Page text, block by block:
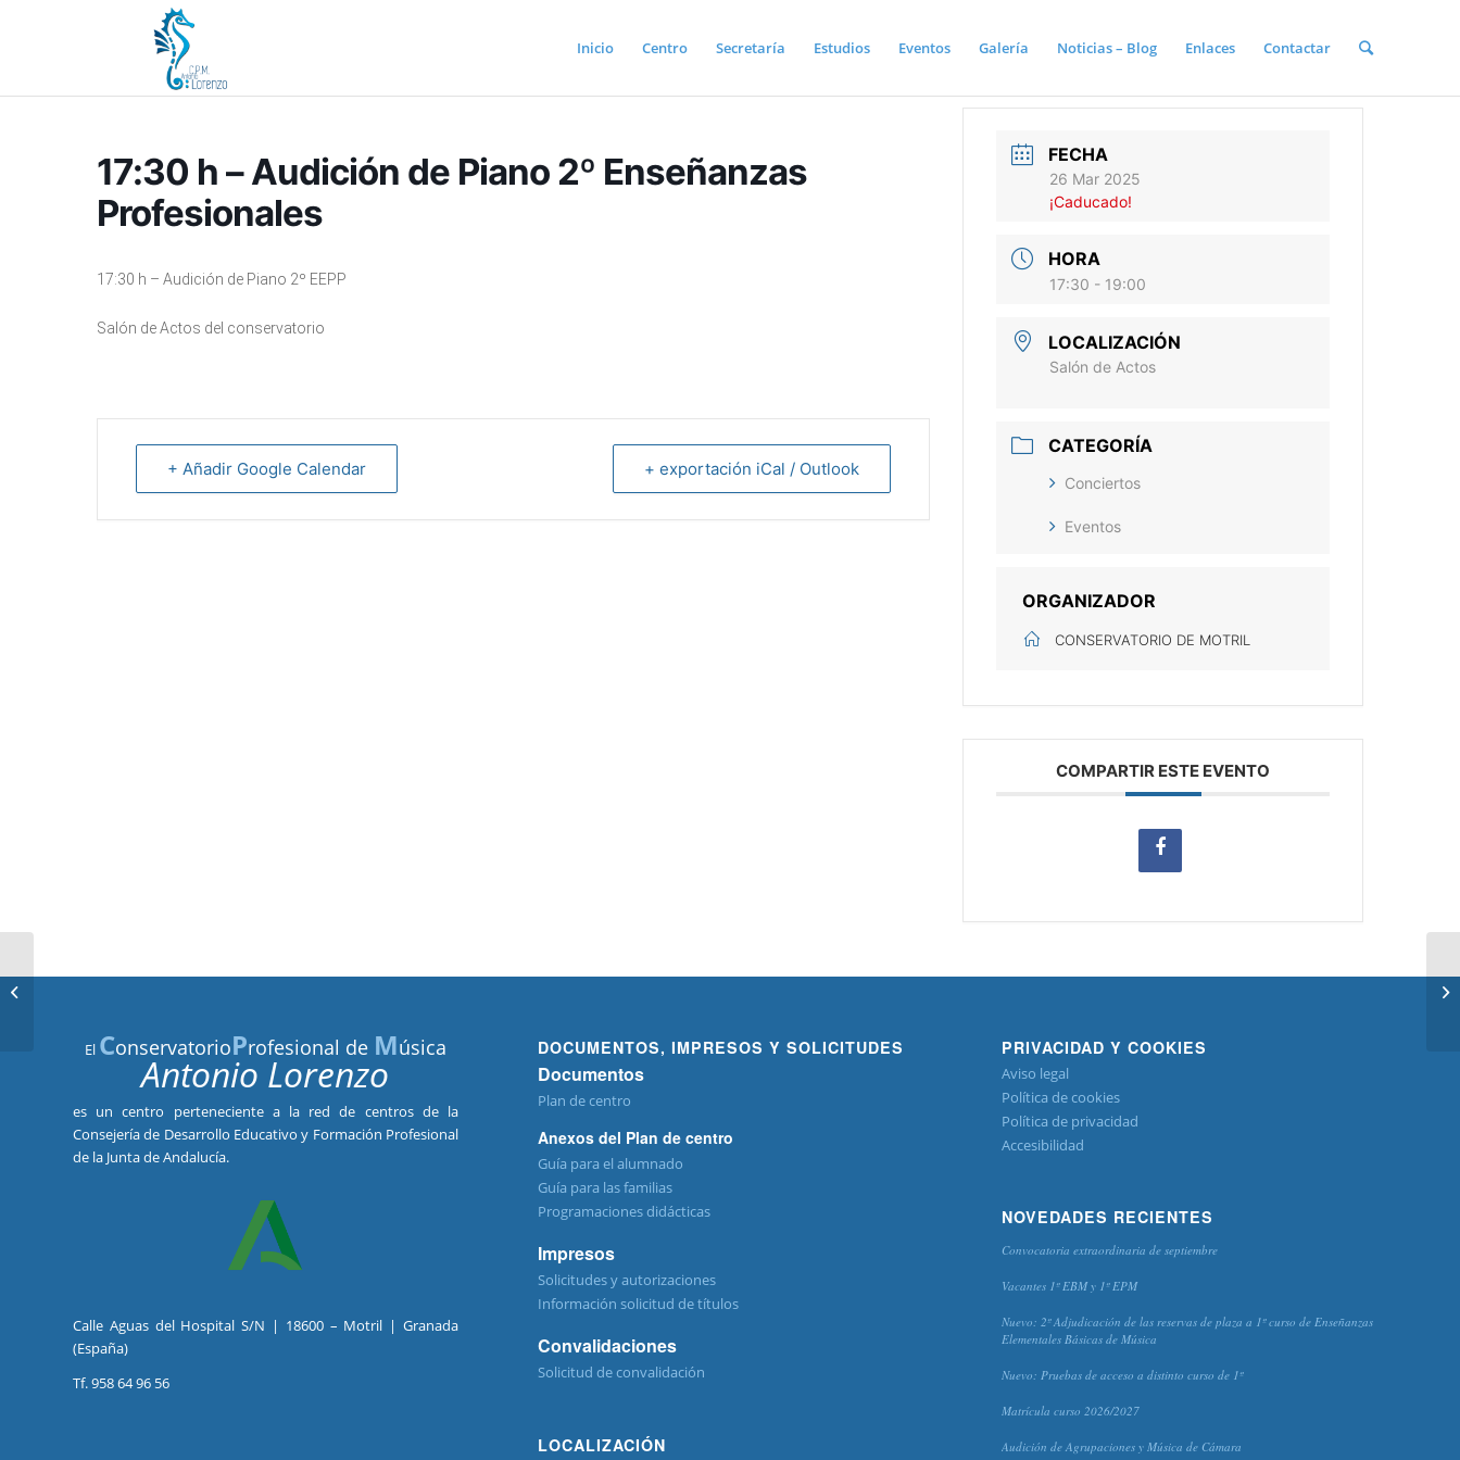
Inicio Centro Secretaría Estudios Eventos Galería Noticias – Blog Enlaces Contactar
17:30 h – Audición de Piano 2º Enseñanzas
Profesionales
17:30 h – Audición de Piano 2º EEPP
Salón de Actos del conservatorio
+ Añadir Google Calendar + exportación iCal / Outlook
FECHA
26 Mar 2025
¡Caducado!
HORA
17:30 - 19:00
LOCALIZACIÓN
Salón de Actos
CATEGORÍA
Conciertos
Eventos
ORGANIZADOR
CONSERVATORIO DE MOTRIL
COMPARTIR ESTE EVENTO
El ConservatorioProfesional de Música
Antonio Lorenzo
es un centro perteneciente a la red de centros de la
Consejería de Desarrollo Educativo y Formación Profesional
de la Junta de Andalucía.
Calle Aguas del Hospital S/N | 18600 – Motril | Granada
(España)
Tf. 958 64 96 56
DOCUMENTOS, IMPRESOS Y SOLICITUDES
Documentos
Plan de centro
Anexos del Plan de centro
Guía para el alumnado
Guía para las familias
Programaciones didácticas
Impresos
Solicitudes y autorizaciones
Información solicitud de títulos
Convalidaciones
Solicitud de convalidación
LOCALIZACIÓN
PRIVACIDAD Y COOKIES
Aviso legal
Política de cookies
Política de privacidad
Accesibilidad
NOVEDADES RECIENTES
Convocatoria extraordinaria de septiembre
Vacantes 1º EBM y 1º EPM
Nuevo: 2º Adjudicación de las reservas de plaza a 1º curso de Enseñanzas
Elementales Básicas de Música
Nuevo: Pruebas de acceso a distinto curso de 1º
Matrícula curso 2026/2027
Audición de Agrupaciones y Música de Cámara
19:00 h – Audición de Piano 3º